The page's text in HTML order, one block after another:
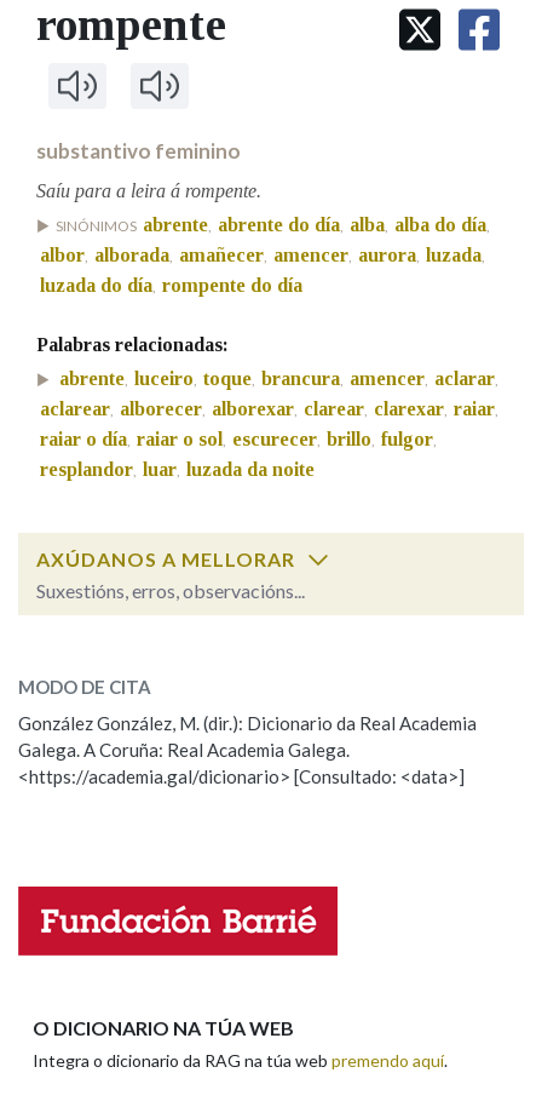
IDENTIDADE CORPORATIVA
MARCIAL DEL ADALID
FIGURAS HOMENAXEADAS
Facebook
TwitterYoutubeInstagram
Bluesky
BUSCAR NOS LEMAS
Comeza por
Contén
BUSCAR NO CONTIDO
Nas definicións
OUTRAS OPCIÓNS DE BUSCA
Marcas gramaticais
rompente
substantivo feminino
Saíu para a leira á rompente.
SINÓNIMOS abrente, abrente do día, alba, alba do día,
albor, alborada, amañecer, amencer, aurora, luzada,
luzada do día, rompente do día
Palabras relacionadas:
abrente, luceiro, toque, brancura, amencer, aclarar,
aclarear, alborecer, alborexar, clarear, clarexar, raiar,
raiar o día, raiar o sol , escurecer, brillo, fulgor,
resplandor, luar, luzada da noite
AXÚDANOS A MELLORAR
Suxestións, erros, observacións...
ESCOLLE UNHA OPCIÓN:
Observación Hai un erro na palabra
Propoño mellorar a definición
Nome
MODO DE CITA
González González, M. (dir.): Dicionario da Real Academia
Galega. A Coruña: Real Academia Galega.
<https://academia.gal/dicionario> [Consultado: <data>]
O DICIONARIO NA TÚA WEB
Integra o dicionario da RAG na túa web premendo aquí.